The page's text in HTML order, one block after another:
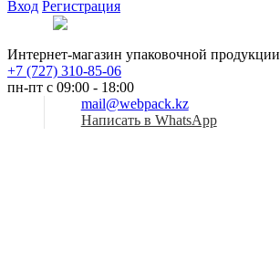
Вход Регистрация
Интернет-магазин упаковочной продукции
+7 (727) 310-85-06
пн-пт с 09:00 - 18:00
mail@webpack.kz
Написать в WhatsApp